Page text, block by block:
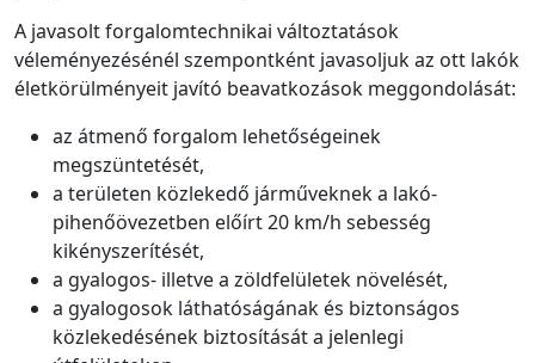
A javasolt forgalomtechnikai változtatások
véleményezésénél szempontként javasoljuk az ott lakók
életkörülményeit javító beavatkozások meggondolását:
az átmenő forgalom lehetőségeinek
megszüntetését,
a területen közlekedő járműveknek a lakó-
pihenőövezetben előírt 20 km/h sebesség
kikényszerítését,
a gyalogos- illetve a zöldfelületek növelését,
a gyalogosok láthatóságának és biztonságos
közlekedésének biztosítását a jelenlegi